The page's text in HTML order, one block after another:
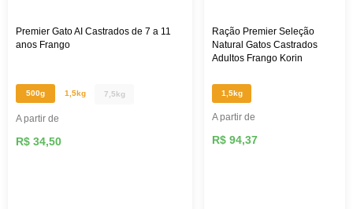
Premier Gato AI Castrados de 7 a 11
anos Frango
500g 1,5kg 7,5kg
A partir de
R$ 34,50
Ração Premier Seleção
Natural Gatos Castrados
Adultos Frango Korin
1,5kg
A partir de
R$ 94,37